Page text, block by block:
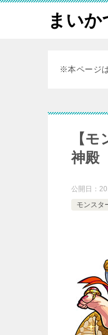
まいか
※本ページ
【
神殿
公開日：
モンスタ